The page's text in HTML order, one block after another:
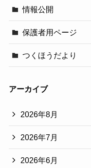
情報公開
保護者用ページ
つくほうだより
アーカイブ
2026年8月
2026年7月
2026年6月